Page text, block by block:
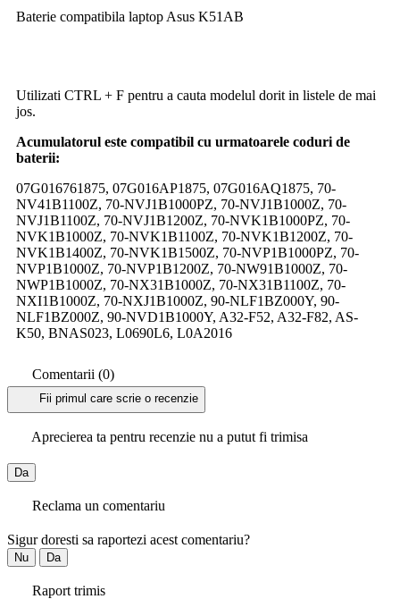
Baterie compatibila laptop Asus K51AB
Utilizati CTRL + F pentru a cauta modelul dorit in listele de mai
jos.
Acumulatorul este compatibil cu urmatoarele coduri de
baterii:
07G016761875, 07G016AP1875, 07G016AQ1875, 70-
NV41B1100Z, 70-NVJ1B1000PZ, 70-NVJ1B1000Z, 70-
NVJ1B1100Z, 70-NVJ1B1200Z, 70-NVK1B1000PZ, 70-
NVK1B1000Z, 70-NVK1B1100Z, 70-NVK1B1200Z, 70-
NVK1B1400Z, 70-NVK1B1500Z, 70-NVP1B1000PZ, 70-
NVP1B1000Z, 70-NVP1B1200Z, 70-NW91B1000Z, 70-
NWP1B1000Z, 70-NX31B1000Z, 70-NX31B1100Z, 70-
NXI1B1000Z, 70-NXJ1B1000Z, 90-NLF1BZ000Y, 90-
NLF1BZ000Z, 90-NVD1B1000Y, A32-F52, A32-F82, AS-
K50, BNAS023, L0690L6, L0A2016
Comentarii (0)
Fii primul care scrie o recenzie
Aprecierea ta pentru recenzie nu a putut fi trimisa
Da
Reclama un comentariu
Sigur doresti sa raportezi acest comentariu?
Nu Da
Raport trimis